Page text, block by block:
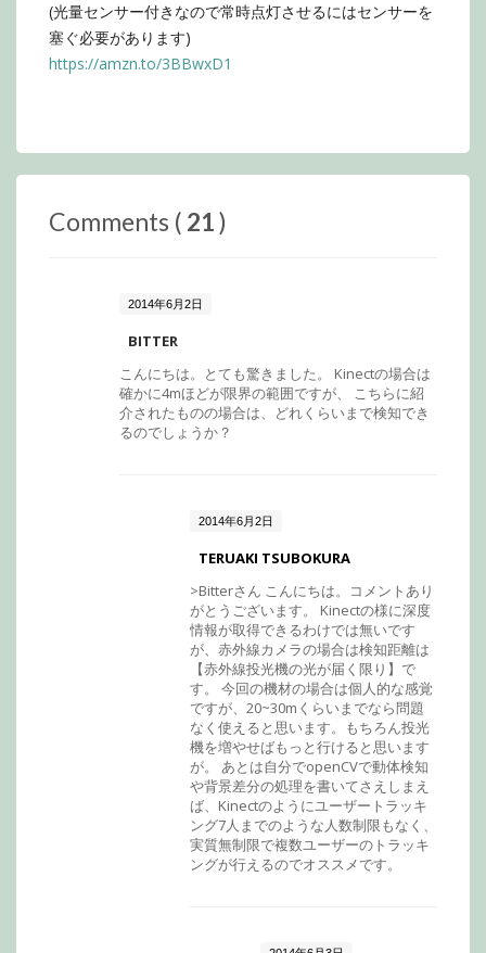
(光量センサー付きなので常時点灯させるにはセンサーを
塞ぐ必要があります)
https://amzn.to/3BBwxD1
Comments ( 21)
2014年6月2日
BITTER
こんにちは。とても驚きました。 Kinectの場合は
確かに4mほどが限界の範囲ですが、 こちらに紹
介されたものの場合は、どれくらいまで検知でき
るのでしょうか？
2014年6月2日
TERUAKI TSUBOKURA
>Bitterさん こんにちは。コメントあり
がとうございます。 Kinectの様に深度
情報が取得できるわけでは無いです
が、赤外線カメラの場合は検知距離は
【赤外線投光機の光が届く限り】で
す。 今回の機材の場合は個人的な感覚
ですが、20~30mくらいまでなら問題
なく使えると思います。もちろん投光
機を増やせばもっと行けると思います
が。 あとは自分でopenCVで動体検知
や背景差分の処理を書いてさえしまえ
ば、Kinectのようにユーザートラッキ
ング7人までのような人数制限もなく、
実質無制限で複数ユーザーのトラッキ
ングが行えるのでオススメです。